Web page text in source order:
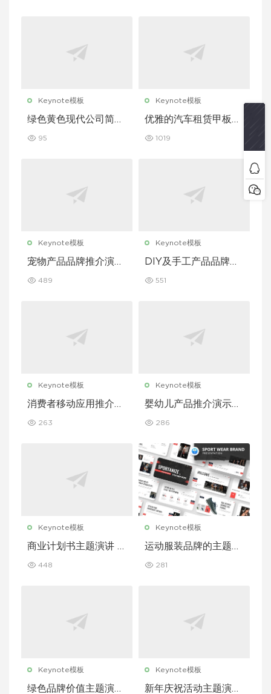
Keynote模板
绿色黄色现代公司简介
95
Keynote模板
优雅的汽车租赁甲板主
1019
Keynote模板
宠物产品品牌推介演示
e 模板
489
Keynote模板
DIY及手工产品品牌推
eynote 模板
551
Keynote模板
消费者移动应用推介演
ote 模板
263
Keynote模板
婴幼儿产品推介演示文
模板
286
Keynote模板
商业计划书主题演讲 K
448
Keynote模板
运动服装品牌的主题演
281
Keynote模板
绿色品牌价值主题演讲
Keynote模板
新年庆祝活动主题演讲